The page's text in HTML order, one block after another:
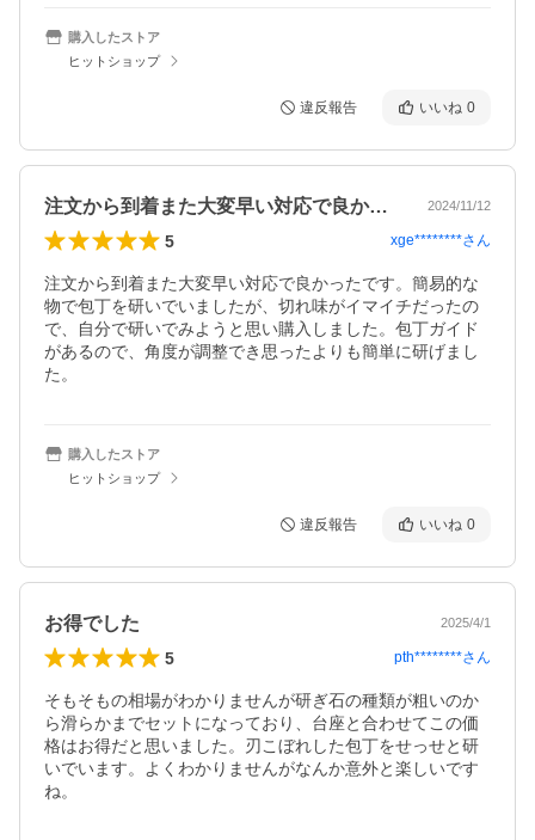
購入したストア
ヒットショップ
違反報告 いいね 0
注文から到着また大変早い対応で良かった… 2024/11/12
5 xge********さん
注文から到着また大変早い対応で良かったです。簡易的な
物で包丁を研いでいましたが、切れ味がイマイチだったの
で、自分で研いでみようと思い購入しました。包丁ガイド
があるので、角度が調整でき思ったよりも簡単に研げまし
た。
購入したストア
ヒットショップ
違反報告 いいね 0
お得でした 2025/4/1
5 pth********さん
そもそもの相場がわかりませんが研ぎ石の種類が粗いのか
ら滑らかまでセットになっており、台座と合わせてこの価
格はお得だと思いました。刃こぼれした包丁をせっせと研
いでいます。よくわかりませんがなんか意外と楽しいです
ね。